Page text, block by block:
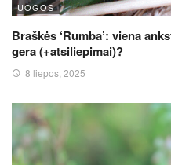
UOGOS
Braškės ‘Rumba’: viena
gera (+atsiliepimai)?
8 liepos, 2025